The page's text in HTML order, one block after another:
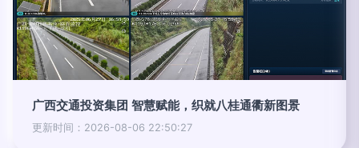
广西交通投资集团 智慧赋能，织就八桂通衢新图景
更新时间：2026-08-06 22:50:27